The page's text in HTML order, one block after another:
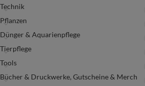
Technik
Pflanzen
Dünger & Aquarienpflege
Tierpflege
Tools
Bücher & Druckwerke, Gutscheine & Merch